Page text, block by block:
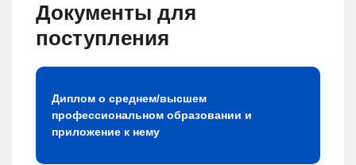
Документы для
поступления
Диплом о среднем/высшем
профессиональном образовании и
приложение к нему